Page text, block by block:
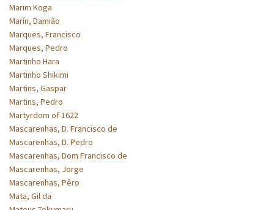
Marim Koga
Marín, Damião
Marques, Francisco
Marques, Pedro
Martinho Hara
Martinho Shikimi
Martins, Gaspar
Martins, Pedro
Martyrdom of 1622
Mascarenhas, D. Francisco de
Mascarenhas, D. Pedro
Mascarenhas, Dom Francisco de
Mascarenhas, Jorge
Mascarenhas, Pêro
Mata, Gil da